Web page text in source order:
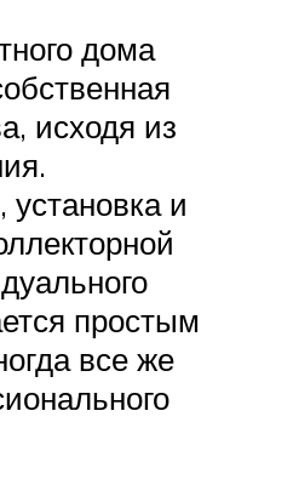
дома
исходя из
установка и
простым
все же